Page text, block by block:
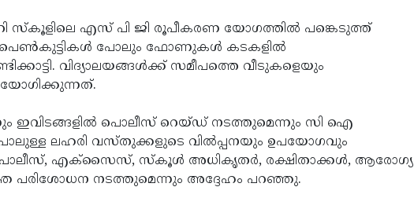
എസ് പി ജി രൂപീകരണ യോഗത്തില്‍ പങ്കെടുത്ത്
പെണ്‍കുട്ടികള്‍ പോലും ഫോണുകള്‍ കടകളില്‍
വിദ്യാലയങ്ങള്‍ക്ക് സമീപത്തെ വീടുകളെയും
ഇവിടങ്ങളില്‍ പൊലീസ് റെയ്ഡ് നടത്തുമെന്നും സി ഐ
ലഹരി വസ്തുക്കളുടെ വില്‍പ്പനയും ഉപയോഗവും
പൊലീസ്, എക്‌സൈസ്, സ്‌കൂള്‍ അധികൃതര്‍, രക്ഷിതാക്കള്‍, ആരോഗ്യ
പരിശോധന നടത്തുമെന്നും അദ്ദേഹം പറഞ്ഞു.